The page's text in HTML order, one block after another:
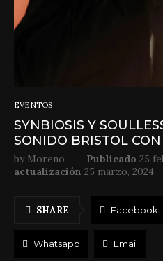
EVENTOS
SYNBIOSIS Y
SONIDO BRISTOL
by Moreno Publicado 25
actualización 25 marzo, 2024
SHARE Facebook
Whatsapp Email